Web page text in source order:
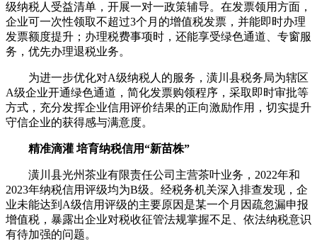
级纳税人受益清单，开展一对一政策辅导。在发票领用方面，
企业可一次性领取不超过3个月的增值税发票，并能即时办理
发票额度提升；办理税费事项时，还能享受绿色通道、专窗服
务，优先办理退税业务。
为进一步优化对A级纳税人的服务，潢川县税务局为辖区
A级企业开通绿色通道，简化发票购领程序，采取即时审批等
方式，充分发挥企业信用评价结果的正向激励作用，切实提升
守信企业的获得感与满意度。
精准滴灌 培育纳税信用“新苗株”
潢川县光州茶业有限责任公司主营茶叶业务，2022年和
2023年纳税信用评级均为B级。经税务机关深入排查发现，企
业未能达到A级信用评级的主要原因是某一个月因疏忽漏申报
增值税，暴露出企业对税收征管法规掌握不足、依法纳税意识
有待加强的问题。